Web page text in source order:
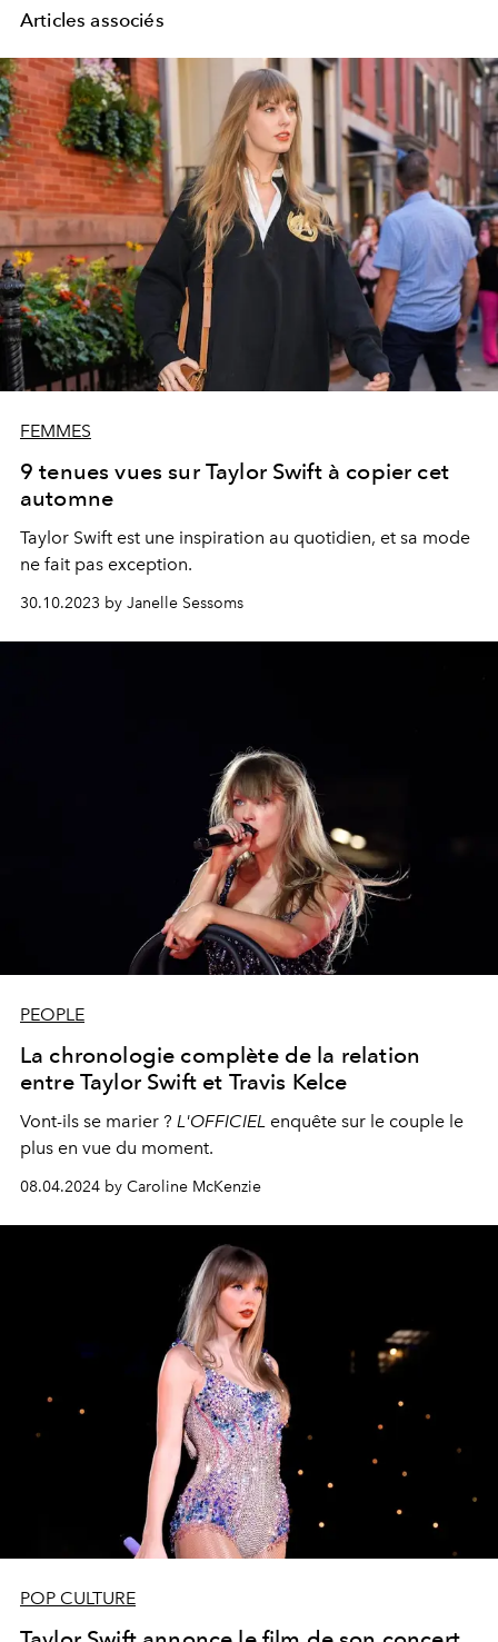
Articles associés
FEMMES
9 tenues vues sur Taylor Swift à copier cet
automne
Taylor Swift est une inspiration au quotidien, et sa mode
ne fait pas exception.
30.10.2023 by Janelle Sessoms
PEOPLE
La chronologie complète de la relation
entre Taylor Swift et Travis Kelce
Vont-ils se marier ? L'OFFICIEL enquête sur le couple le
plus en vue du moment.
08.04.2024 by Caroline McKenzie
POP CULTURE